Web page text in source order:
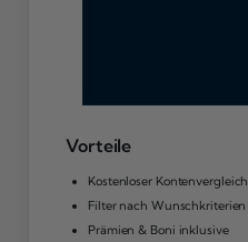
Vorteile
Kostenloser Kontenvergleich
Filter nach Wunschkriterien
Prämien & Boni inklusive